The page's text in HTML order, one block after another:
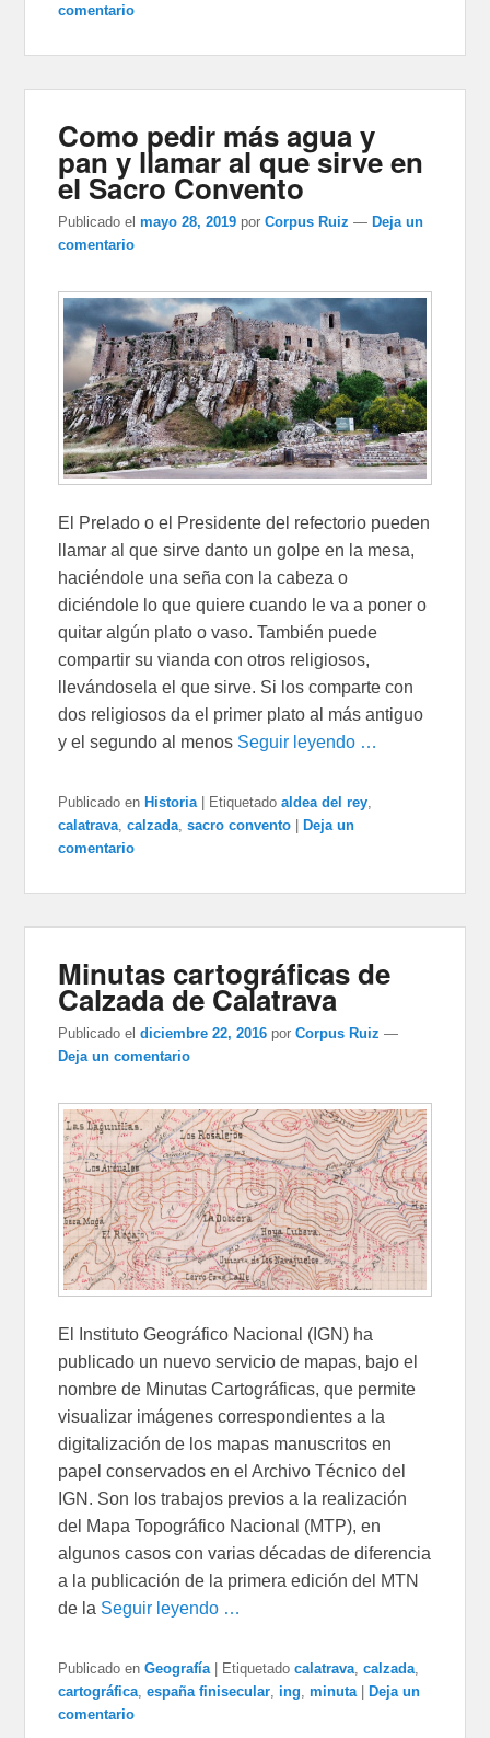
comentario
Como pedir más agua y
pan y llamar al que sirve en
el Sacro Convento
Publicado el mayo 28, 2019 porCorpus Ruiz — Deja un
comentario
El Prelado o el Presidente del refectorio pueden
llamar al que sirve danto un golpe en la mesa,
haciéndole una seña con la cabeza o
diciéndole lo que quiere cuando le va a poner o
quitar algún plato o vaso. También puede
compartir su vianda con otros religiosos,
llevándosela el que sirve. Si los comparte con
dos religiosos da el primer plato al más antiguo
y el segundo al menos Seguir leyendo …
Publicado en Historia Etiquetado aldea del rey,
calatrava,calzada,sacro convento
Deja un
comentario
Minutas cartográficas de
Calzada de Calatrava
Publicado el diciembre 22, 2016 porCorpus Ruiz —
Deja un comentario
El Instituto Geográfico Nacional (IGN) ha
publicado un nuevo servicio de mapas, bajo el
nombre de Minutas Cartográficas, que permite
visualizar imágenes correspondientes a la
digitalización de los mapas manuscritos en
papel conservados en el Archivo Técnico del
IGN. Son los trabajos previos a la realización
del Mapa Topográfico Nacional (MTP), en
algunos casos con varias décadas de diferencia
a la publicación de la primera edición del MTN
de la Seguir leyendo …
Publicado en Geografía Etiquetado calatrava,calzada,
cartográfica,españa finisecular, ing,minuta
Deja un
comentario